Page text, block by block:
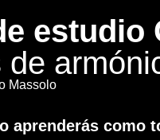
estudio
de
Massolo
aprenderás como